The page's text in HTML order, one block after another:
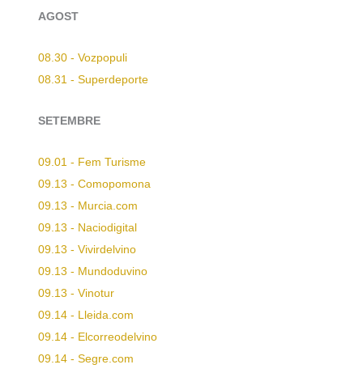
AGOST
08.30 - Vozpopuli
08.31 - Superdeporte
SETEMBRE
09.01 - Fem Turisme
09.13 - Comopomona
09.13 - Murcia.com
09.13 - Naciodigital
09.13 - Vivirdelvino
09.13 - Mundoduvino
09.13 - Vinotur
09.14 - Lleida.com
09.14 - Elcorreodelvino
09.14 - Segre.com